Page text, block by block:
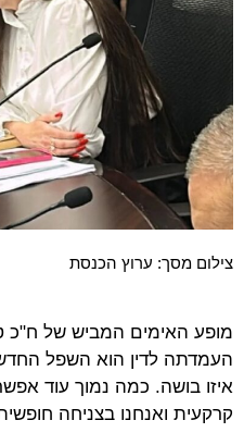
צילום מסך: ערוץ הכנסת
מופע האימים המביש של ח"כ
העמדתה לדין הוא השפל
איזו בושה. כמה נמוך עוד
קרקעית ואנחנו בצניחה